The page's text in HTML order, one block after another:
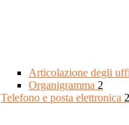
Articolazione degli
Organigramma 2
Telefono e posta elettronica 2